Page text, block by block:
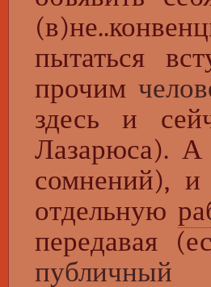
пытаться
прочим
здесь и
Лазарюса). А
сомнений),
отдельную
передавая
публичный